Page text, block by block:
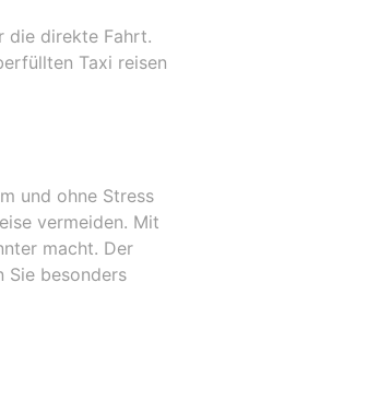
die direkte Fahrt.
Taxi reisen
und ohne Stress
vermeiden. Mit
macht. Der
Sie besonders